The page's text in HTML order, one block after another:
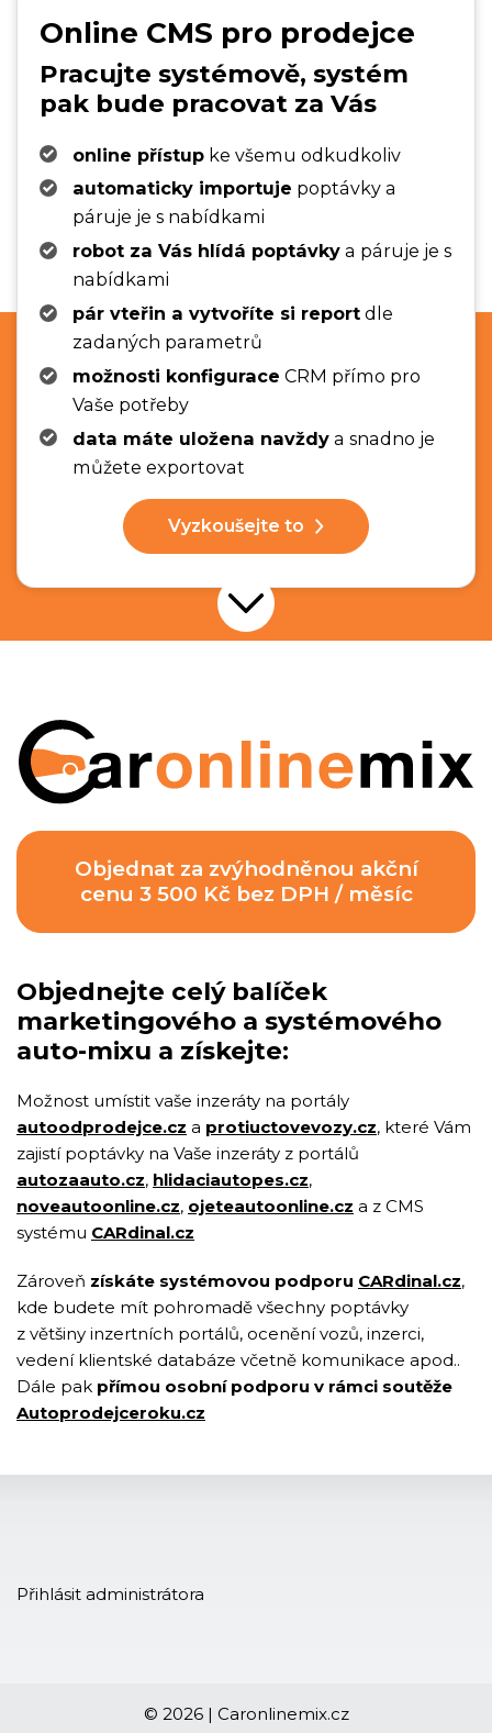
Online CMS pro prodejce
Pracujte systémově, systém
pak bude pracovat za Vás
online přístup ke všemu odkudkoliv
automaticky importuje poptávky a
páruje je s nabídkami
robot za Vás hlídá poptávky a páruje je s
nabídkami
pár vteřin a vytvoříte si report dle
zadaných parametrů
možnosti konfigurace CRM přímo pro
Vaše potřeby
data máte uložena navždy a snadno je
můžete exportovat
Vyzkoušejte to
Přejít na další nabídku
Objednejte celý balíček
marketingového a systémového
auto-mixu a získejte:
Možnost umístit vaše inzeráty na portály
autoodprodejce.cz a protiuctovevozy.cz, které Vám
zajistí poptávky na Vaše inzeráty z portálů
autozaauto.cz, hlidaciautopes.cz,
noveautoonline.cz, ojeteautoonline.cz a z CMS
systému CARdinal.cz
Zároveň získáte systémovou podporu CARdinal.cz,
kde budete mít pohromadě všechny poptávky
z většiny inzertních portálů, ocenění vozů, inzerci,
vedení klientské databáze včetně komunikace apod..
Dále pak přímou osobní podporu v rámci soutěže
Autoprodejceroku.cz
Přihlásit administrátora
© 2026 | Caronlinemix.cz